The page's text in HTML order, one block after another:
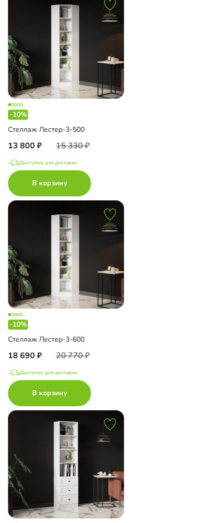
-10%
Стеллаж Лестер-3-500
13 800 15 330
Доступно для доставки
В корзину
-10%
Стеллаж Лестер-3-600
18 690 20 770
Доступно для доставки
В корзину